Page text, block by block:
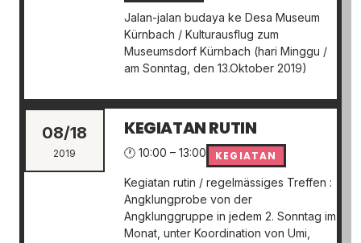
Jalan-jalan budaya ke Desa Museum
Kürnbach / Kulturausflug zum
Museumsdorf Kürnbach (hari Minggu /
am Sonntag, den 13.Oktober 2019)
08/18
2019
KEGIATAN RUTIN
🕐 10:00 – 13:00
KEGIATAN
Kegiatan rutin / regelmässiges Treffen :
Angklungprobe von der
Angklunggruppe in jedem 2. Sonntag im
Monat, unter Koordination von Umi,